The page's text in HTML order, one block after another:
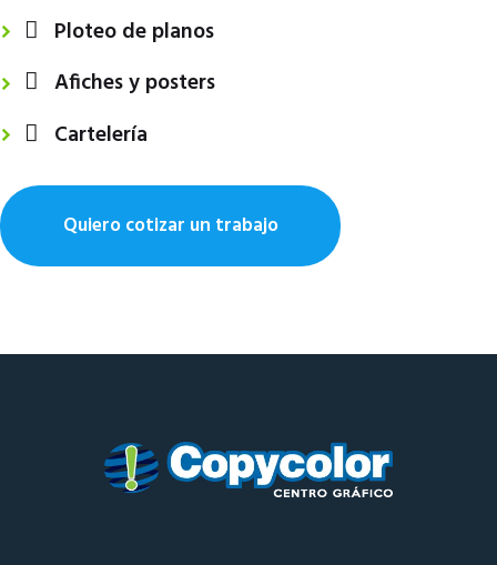
Ploteo de planos
Afiches y posters
Cartelería
Quiero cotizar un trabajo